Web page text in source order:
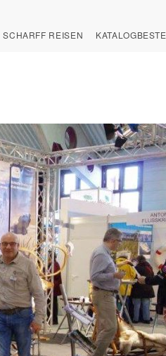
SCHARFF REISEN